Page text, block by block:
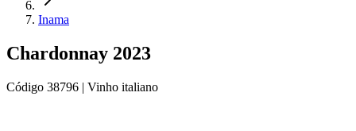
Inama
Chardonnay 2023
Código 38796 | Vinho italiano